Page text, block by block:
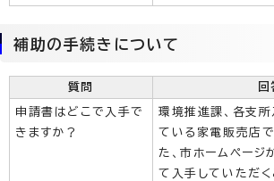
補助の手続きについて
質問 回
申請書はどこで入手で
きますか？
環境推進課、各支
ている家電販売店
た、市ホームページ
て入手していただく